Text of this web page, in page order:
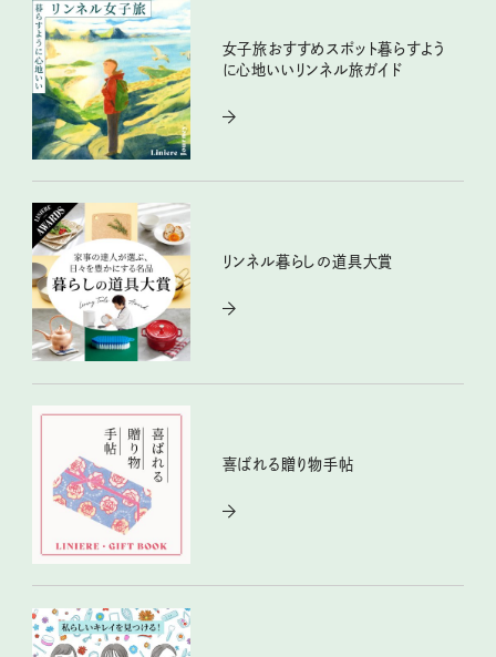
女子旅おすすめスポット暮らすよう
に心地いいリンネル旅ガイド
リンネル暮らしの道具大賞
喜ばれる贈り物手帖